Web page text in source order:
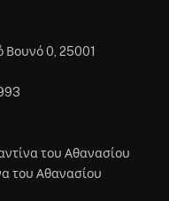
Βουνό 0, 25001
του Αθανασίου
του Αθανασίου